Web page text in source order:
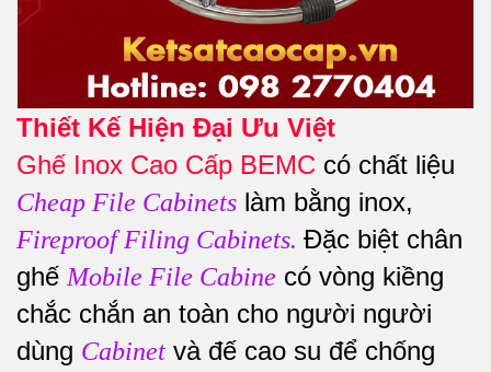
Thiết Kế Hiện Đại Ưu Việt
Ghế Inox Cao Cấp BEMC có chất liệu
Cheap File Cabinets làm bằng inox,
Fireproof Filing Cabinets. Đặc biệt chân
ghế Mobile File Cabine có vòng kiềng
chắc chắn an toàn cho người người
dùng Cabinet và đế cao su để chống